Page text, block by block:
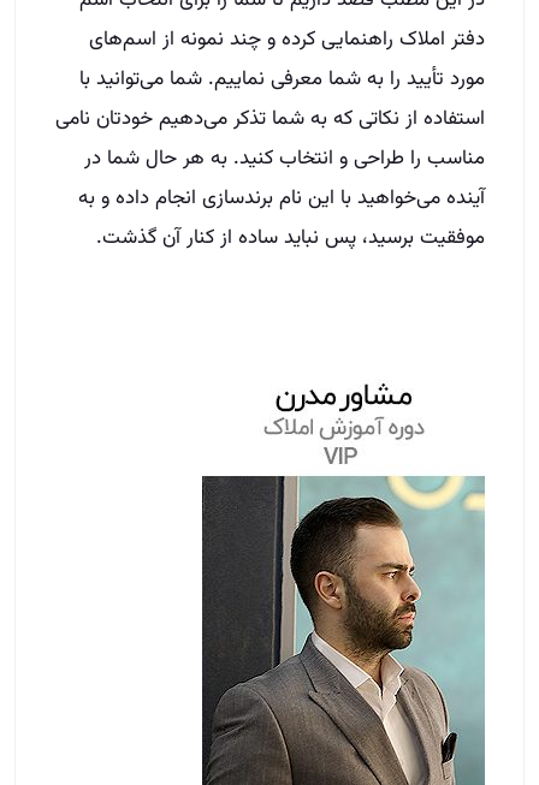
دفتر املاک راهنمایی کرده و چند نمونه از اسم‌های
مورد تأیید را به شما معرفی نماییم. شما می‌توانید با
استفاده از نکاتی که به شما تذکر می‌دهیم خودتان نامی
مناسب را طراحی و انتخاب کنید. به هر حال شما در
آینده می‌خواهید با این نام برندسازی انجام داده و به
موفقیت برسید، پس نباید ساده از کنار آن گذشت.